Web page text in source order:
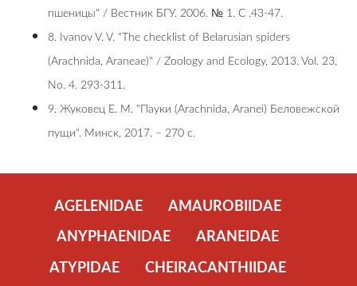
пшеницы" / Вестник БГУ. 2006. № 1. С .43-47.
8. Ivanov V. V. "The checklist of Belarusian spiders
(Arachnida, Araneae)" / Zoology and Ecology, 2013. Vol. 23,
No. 4. 293-311.
9. Жуковец Е. М. "Пауки (Arachnida, Aranei) Беловежской
пущи". Минск, 2017. – 270 c.
AGELENIDAE
AMAUROBIIDAE
ANYPHAENIDAE
ARANEIDAE
ATYPIDAE
CHEIRACANTHIIDAE